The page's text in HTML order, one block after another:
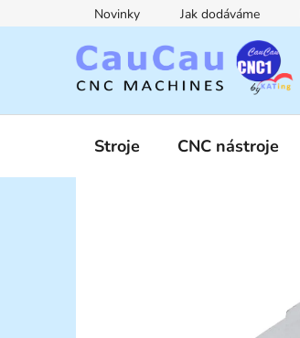
na
Novinky Jak dodáváme
Stroje CNC nástroje